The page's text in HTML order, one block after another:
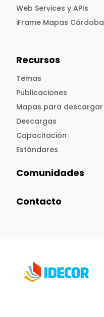
Web Services y APIs
iFrame Mapas Córdoba
Recursos
Temas
Publicaciones
Mapas para descargar
Descargas
Capacitación
Estándares
Comunidades
Contacto